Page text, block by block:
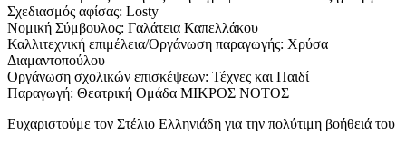
Σχεδιασμός αφίσας: Losty
Νομική Σύμβουλος: Γαλάτεια Καπελλάκου
Καλλιτεχνική επιμέλεια/Οργάνωση παραγωγής: Χρύσα
Διαμαντοπούλου
Οργάνωση σχολικών επισκέψεων: Τέχνες και Παιδί
Παραγωγή: Θεατρική Ομάδα ΜΙΚΡΟΣ ΝΟΤΟΣ
Ευχαριστούμε τον Στέλιο Ελληνιάδη για την πολύτιμη βοήθειά του